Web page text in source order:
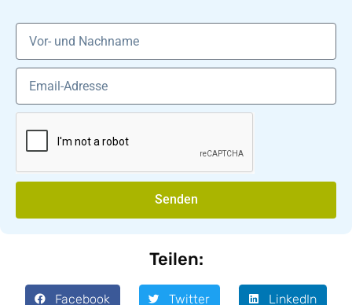
Senden
Teilen:
Facebook Twitter LinkedIn